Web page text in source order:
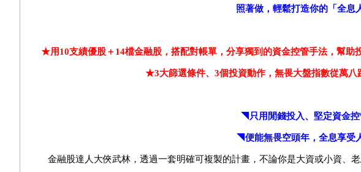
照著做，輕鬆打造你的「全息
★用10支績優股＋14檔金融股，搭配對帳單，分享獨到的資金控管手法，幫助
★3大篩選條件、3個投資動作，無畏大盤指數從萬八
◥只用閒錢投入、堅定資金控
◥便能無畏空頭年，全息享受
金融股達人大俠武林，透過一套明確可複製的計畫，不論你是大資或小資、